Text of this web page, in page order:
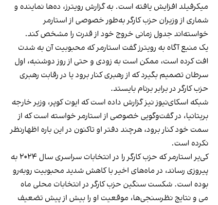
میکرفیلد افزایش یافته است. به گزارش رویترز، ده‌ها نماینده و
شماری از وزیران حزب کارگر به‌طور خصوصی از استارمر
خواسته‌اند جدول زمانی خروج خود از قدرت را مشخص کند.
یک منبع آگاه به رویترز گفت استارمر که محبوبیت آن به شدت
افت کرده است، ممکن است به زودی و حتی از روز دوشنبه، اول
سرطان تصمیم بگیرد که از رهبری کنار برود یا در رقابت رهبری
حزب کارگر در برابر برنام بایستد.
شبکه اسکای‌نیوز نیز گزارش داده است که ایوت کوپر، وزیر خارجه
بریتانیا، در گفت‌وگویی خصوصی از استارمر خواسته است که از
سمت خود کنار برود، هرچند دفتر او تاکنون در این باره اظهارنظر
نکرده است.
کی‌یر استارمر که حزب کارگر را در انتخابات سراسری سال ۲۰۲۴ به
پیروزی رساند، در ماه‌های اخیر با کاهش شدید محبوبیت روبه‌رو
بوده است. شکست سنگین حزب کارگر در انتخابات محلی ماه
می و نتایج نظرسنجی‌ها، موقعیت او را بیش از پیش تضعیف